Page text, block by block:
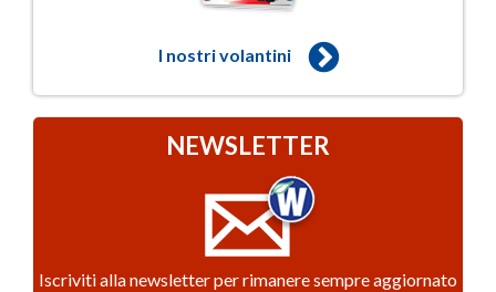
I nostri volantini
NEWSLETTER
Iscriviti alla newsletter per rimanere sempre aggiornato